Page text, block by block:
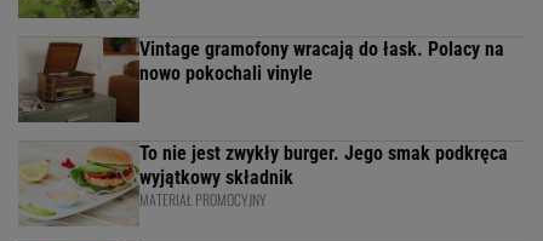
Vintage gramofony wracają do łask. Polacy na
nowo pokochali vinyle
To nie jest zwykły burger. Jego smak podkręca
wyjątkowy składnik
MATERIAŁ PROMOCYJNY